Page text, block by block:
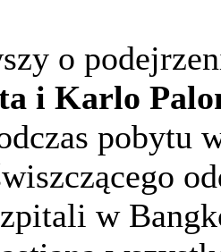
o
i Karlo
pobytu
w